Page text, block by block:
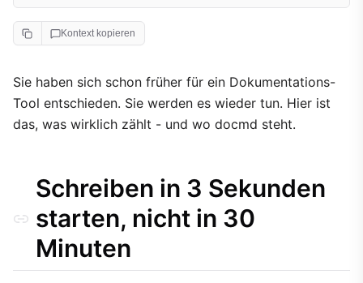
Kontext kopieren
Sie haben sich schon früher für ein Dokumentations-
Tool entschieden. Sie werden es wieder tun. Hier ist
das, was wirklich zählt - und wo docmd steht.
Schreiben in 3 Sekunden
starten, nicht in 30
Minuten
Schreiben in 3 Sekunden starten, nicht in 30 Minuten
Der Payload-Unterschied ist real
Build-Geschwindigkeit
i18n, das tatsächlich funktioniert
Vollständige Feature-Matrix
Qualitätssicherung